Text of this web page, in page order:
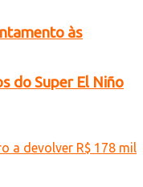
às
do Super El Niño